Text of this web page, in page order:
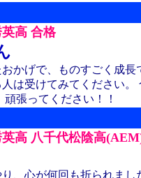
高 合格
かげで、ものすごく成長
は受けてみてください。
張ってください！！
高 八千代松陰高
、心が何回も折られまし